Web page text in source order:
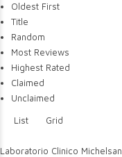
Oldest First
Title
Random
Most Reviews
Highest Rated
Claimed
Unclaimed
List
Grid
Laboratorio Clinico Michelsan